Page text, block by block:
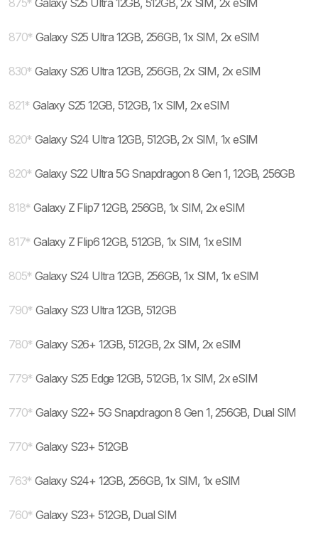
875* Galaxy S25 Ultra 12GB, 512GB, 2x SIM, 2x eSIM
870* Galaxy S25 Ultra 12GB, 256GB, 1x SIM, 2x eSIM
830* Galaxy S26 Ultra 12GB, 256GB, 2x SIM, 2x eSIM
821* Galaxy S25 12GB, 512GB, 1x SIM, 2x eSIM
820* Galaxy S24 Ultra 12GB, 512GB, 2x SIM, 1x eSIM
820* Galaxy S22 Ultra 5G Snapdragon 8 Gen 1, 12GB, 256GB
818* Galaxy Z Flip7 12GB, 256GB, 1x SIM, 2x eSIM
817* Galaxy Z Flip6 12GB, 512GB, 1x SIM, 1x eSIM
805* Galaxy S24 Ultra 12GB, 256GB, 1x SIM, 1x eSIM
790* Galaxy S23 Ultra 12GB, 512GB
780* Galaxy S26+ 12GB, 512GB, 2x SIM, 2x eSIM
779* Galaxy S25 Edge 12GB, 512GB, 1x SIM, 2x eSIM
770* Galaxy S22+ 5G Snapdragon 8 Gen 1, 256GB, Dual SIM
770* Galaxy S23+ 512GB
763* Galaxy S24+ 12GB, 256GB, 1x SIM, 1x eSIM
760* Galaxy S23+ 512GB, Dual SIM